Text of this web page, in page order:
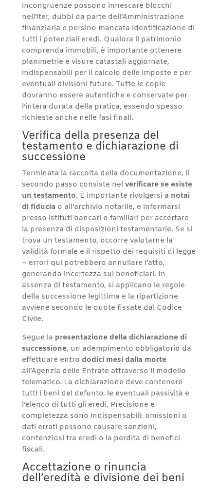
incongruenze possono innescare blocchi
nell’iter, dubbi da parte dell’Amministrazione
finanziaria e persino mancata identificazione di
tutti i potenziali eredi. Qualora il patrimonio
comprenda immobili, è importante ottenere
planimetrie e visure catastali aggiornate,
indispensabili per il calcolo delle imposte e per
eventuali divisioni future. Tutte le copie
dovranno essere autentiche e conservate per
l’intera durata della pratica, essendo spesso
richieste anche nelle fasi finali.
Verifica della presenza del
testamento e dichiarazione di
successione
Terminata la raccolta della documentazione, il
secondo passo consiste nel verificare se esiste
un testamento. È importante rivolgersi a notai
di fiducia o all’archivio notarile, e informarsi
presso istituti bancari o familiari per accertare
la presenza di disposizioni testamentarie. Se si
trova un testamento, occorre valutarne la
validità formale e il rispetto dei requisiti di legge
– errori qui potrebbero annullare l’atto,
generando incertezza sui beneficiari. In
assenza di testamento, si applicano le regole
della successione legittima e la ripartizione
avviene secondo le quote fissate dal Codice
Civile.
Segue la presentazione della dichiarazione di
successione, un adempimento obbligatorio da
effettuare entro dodici mesi dalla morte
all’Agenzia delle Entrate attraverso il modello
telematico. La dichiarazione deve contenere
tutti i beni del defunto, le eventuali passività e
l’elenco di tutti gli eredi. Precisione e
completezza sono indispensabili: omissioni o
dati errati possono causare sanzioni,
contenziosi tra eredi o la perdita di benefici
fiscali.
Accettazione o rinuncia
dell’eredità e divisione dei beni